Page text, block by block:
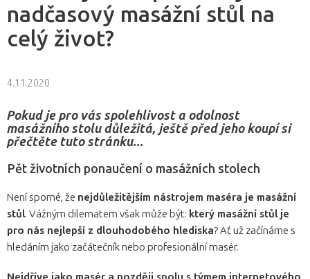
nadčasový masážní stůl na
celý život?
4.11.2020
Pokud je pro vás spolehlivost a odolnost
masážního stolu důležitá, ještě před jeho koupí si
přečtěte tuto stránku...
Pět životních ponaučení o masážních stolech
Není sporné, že nejdůležitějším nástrojem maséra je masážní
stůl. Vážným dilematem však může být: který masážní stůl je
pro nás nejlepší z dlouhodobého hlediska? Ať už začínáme s
hledáním jako začátečník nebo profesionální masér.